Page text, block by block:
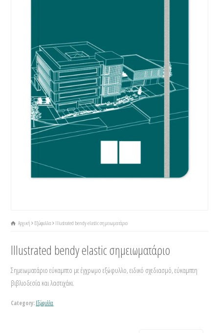
Αρχική Εξώφυλλα Illustrated bendy elastic σημειωματάριο
Illustrated bendy elastic σημειωματάριο
Σημειωματάριο εύκαμπτο με έγχρωμο εξώφυλλο, ειδικό σχεδιασμό, εύκαμπτη
βιβλιοδεσία και λαστιχάκι.
Category:Εξώφυλλα